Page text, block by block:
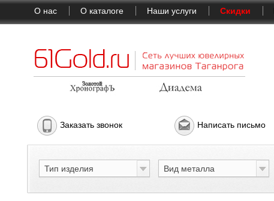
О нас О каталоге Наши услуги Скидки
Заказать звонок Написать письмо
Тип изделия Вид металла